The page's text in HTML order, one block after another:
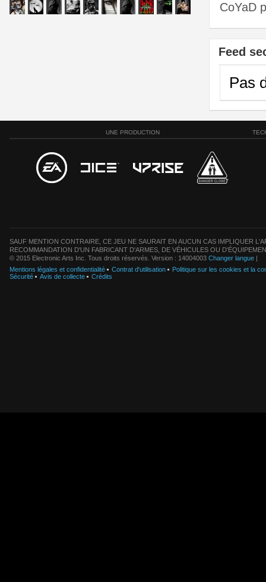
CoYaD
Feed
Pas
UNE PRODUCTION
SAUF MENTION CONTRAIRE, CE JEU NE SAURAIT EN AUCUN CAS IMPLIQUER
RECOMMANDATION D'UN FABRICANT D'ARMES, DE VÉHICULES OU
© 2015 Electronic Arts Inc. Tous droits réservés. Version : 14004003 Changer langue |
Mentions légales et confidentialité
Contrat d'utilisation
Politique sur les cookies et la
Sécurité
Avis de collecte Crédits